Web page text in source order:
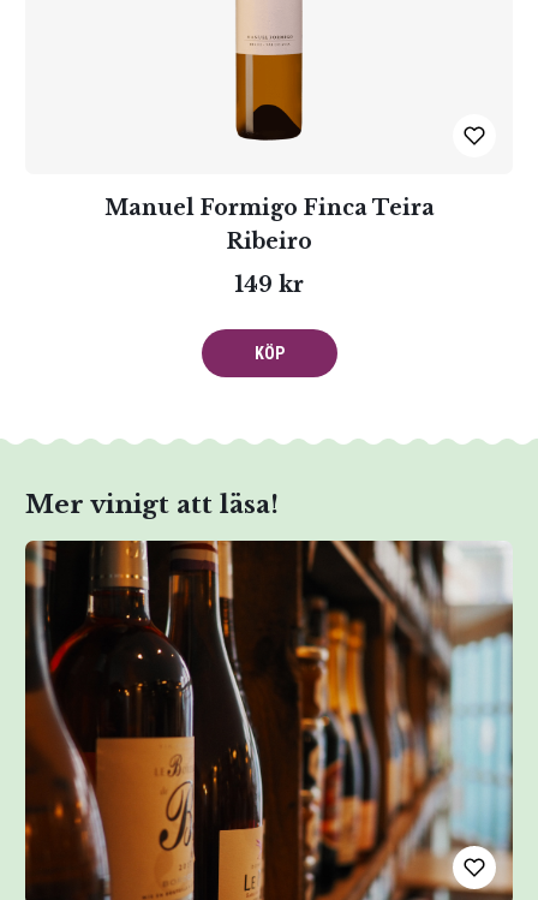
Manuel Formigo Finca Teira
Ribeiro
149 kr
KÖP
Mer vinigt att läsa!